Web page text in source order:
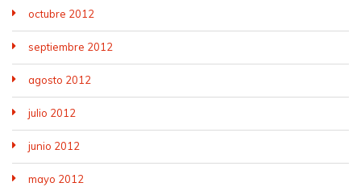
octubre 2012
septiembre 2012
agosto 2012
julio 2012
junio 2012
mayo 2012